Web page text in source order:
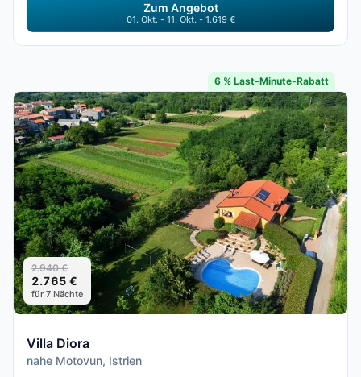
Zum Angebot
01. Okt. - 11. Okt. - 1.619 €
6 % Last-Minute-Rabatt
2.940 €
2.765 €
für 7 Nächte
Villa Diora
nahe Motovun, Istrien